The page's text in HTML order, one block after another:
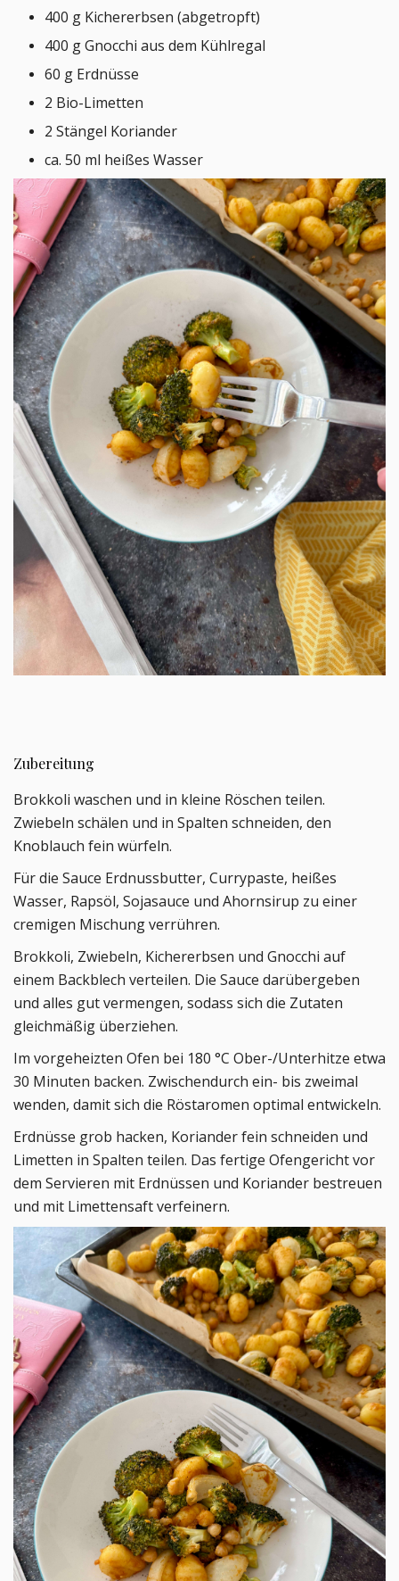
400 g Kichererbsen (abgetropft)
400 g Gnocchi aus dem Kühlregal
60 g Erdnüsse
2 Bio-Limetten
2 Stängel Koriander
ca. 50 ml heißes Wasser
Zubereitung
Brokkoli waschen und in kleine Röschen teilen.
Zwiebeln schälen und in Spalten schneiden, den
Knoblauch fein würfeln.
Für die Sauce Erdnussbutter, Currypaste, heißes
Wasser, Rapsöl, Sojasauce und Ahornsirup zu einer
cremigen Mischung verrühren.
Brokkoli, Zwiebeln, Kichererbsen und Gnocchi auf
einem Backblech verteilen. Die Sauce darübergeben
und alles gut vermengen, sodass sich die Zutaten
gleichmäßig überziehen.
Im vorgeheizten Ofen bei 180 °C Ober-/Unterhitze etwa
30 Minuten backen. Zwischendurch ein- bis zweimal
wenden, damit sich die Röstaromen optimal entwickeln.
Erdnüsse grob hacken, Koriander fein schneiden und
Limetten in Spalten teilen. Das fertige Ofengericht vor
dem Servieren mit Erdnüssen und Koriander bestreuen
und mit Limettensaft verfeinern.